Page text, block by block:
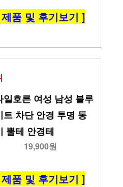
품 및 후기보기 ]
일호른 여성 남성 블루
트 차단 안경 투명 동
뿔테 안경테
19,900원
품 및 후기보기 ]